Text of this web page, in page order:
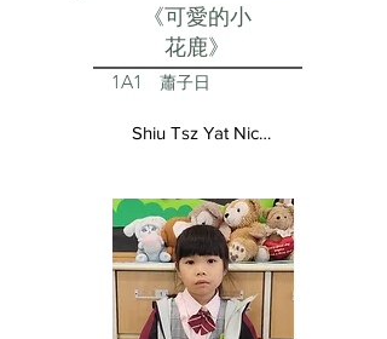
《可愛的小
花鹿》
1A1 蕭子日
Shiu Tsz Yat Nicolas